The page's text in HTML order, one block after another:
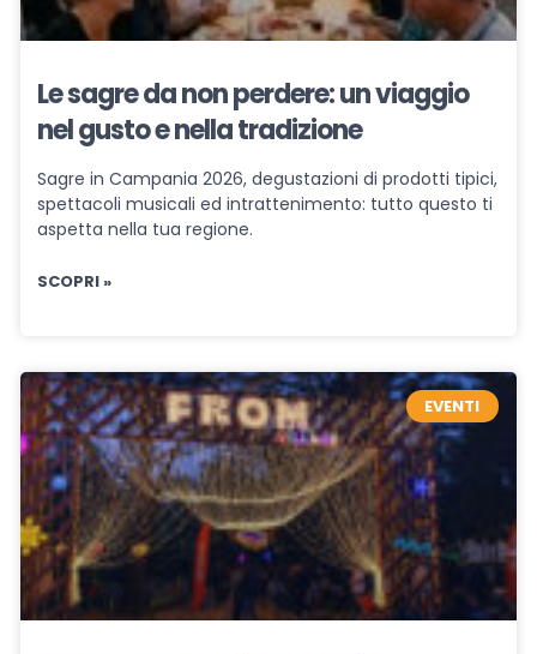
Le sagre da non perdere: un viaggio
nel gusto e nella tradizione
Sagre in Campania 2026, degustazioni di prodotti tipici,
spettacoli musicali ed intrattenimento: tutto questo ti
aspetta nella tua regione.
SCOPRI »
EVENTI